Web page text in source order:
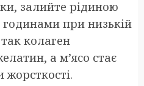
залийте рідиною
годинами при низькій
колаген
а м’ясо стає
жорсткості.